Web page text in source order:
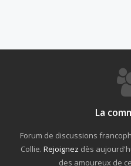
La
Forum de discussions
Collie. Rejoignez dès
des amoureux de